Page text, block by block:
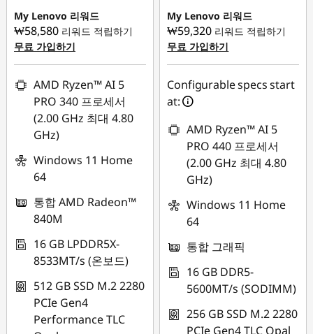
₩1,504,895
My Lenovo 리워드
₩58,580 리워드 적립하기
무료 가입하기
AMD Ryzen™ AI 5
PRO 340 프로세서
(2.00 GHz 최대 4.80
GHz)
Windows 11 Home
64
통합 AMD Radeon™
840M
16 GB LPDDR5X-
8533MT/s (온보드)
512 GB SSD M.2 2280
PCIe Gen4
Performance TLC
₩881,978
My Lenovo 리워드
₩59,320 리워드 적립하기
무료 가입하기
Configurable specs start
at:
AMD Ryzen™ AI 5
PRO 440 프로세서
(2.00 GHz 최대 4.80
GHz)
Windows 11 Home
64
통합 그래픽
16 GB DDR5-
5600MT/s (SODIMM)
256 GB SSD M.2 2280
PCIe Gen4 TLC Opal